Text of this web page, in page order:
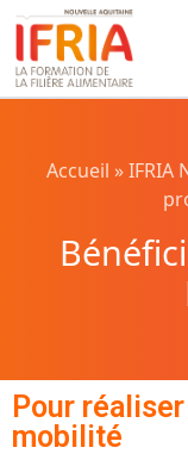
Accueil »IFRIA
Pour
mobilité